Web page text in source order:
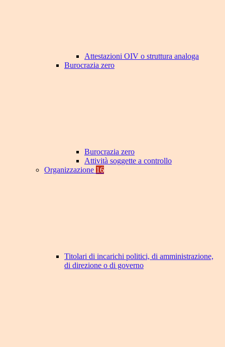
Attestazioni OIV o struttura analoga
Burocrazia zero
Burocrazia zero
Attività soggette a controllo
Organizzazione 16
Titolari di incarichi politici, di amministrazione,
di direzione o di governo